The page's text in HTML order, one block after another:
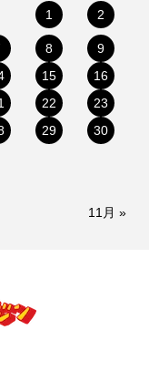
1 2
8
9
15
16
22
23
29 30
11月 »